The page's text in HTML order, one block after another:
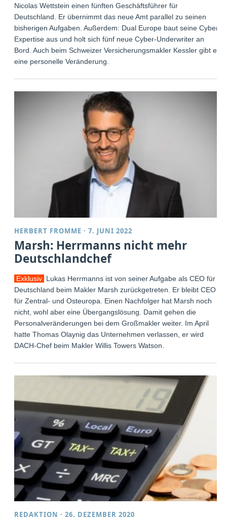
Nicolas Wettstein einen fünften Geschäftsführer für
Deutschland. Er übernimmt das neue Amt parallel zu seinen
bisherigen Aufgaben. Außerdem: Dual Europe baut seine Cyber-
Expertise aus und holt sich fünf neue Cyber-Underwriter an
Bord. Auch beim Schweizer Versicherungsmakler Kessler gibt es
eine personelle Veränderung.
HERBERT FROMME ·7. JUNI 2022
Marsh: Herrmanns nicht mehr
Deutschlandchef
Exklusiv Lukas Herrmanns ist von seiner Aufgabe als CEO für
Deutschland beim Makler Marsh zurückgetreten. Er bleibt CEO
für Zentral- und Osteuropa. Einen Nachfolger hat Marsh noch
nicht, wohl aber eine Übergangslösung. Damit gehen die
Personalveränderungen bei dem Großmakler weiter. Im April
hatte Thomas Olaynig das Unternehmen verlassen, er wird
DACH-Chef beim Makler Willis Towers Watson.
REDAKTION ·26. DEZEMBER 2020